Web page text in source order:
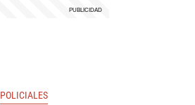
POLICIALES